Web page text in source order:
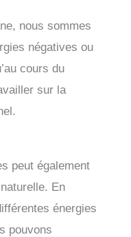
nous sommes
négatives ou
cours du
sur la
peut également
En
énergies
pouvons